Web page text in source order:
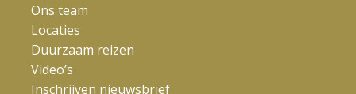
Ons team
Locaties
Duurzaam reizen
Video’s
Inschrijven nieuwsbrief